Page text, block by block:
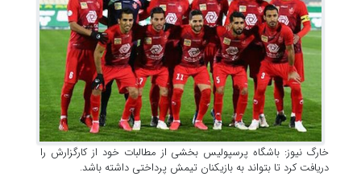
خارگ نیوز: باشگاه پرسپولیس بخشی از مطالبات خود از کارگزارش را
دریافت کرد تا بتواند به بازیکنان تیمش پرداختی داشته باشد.